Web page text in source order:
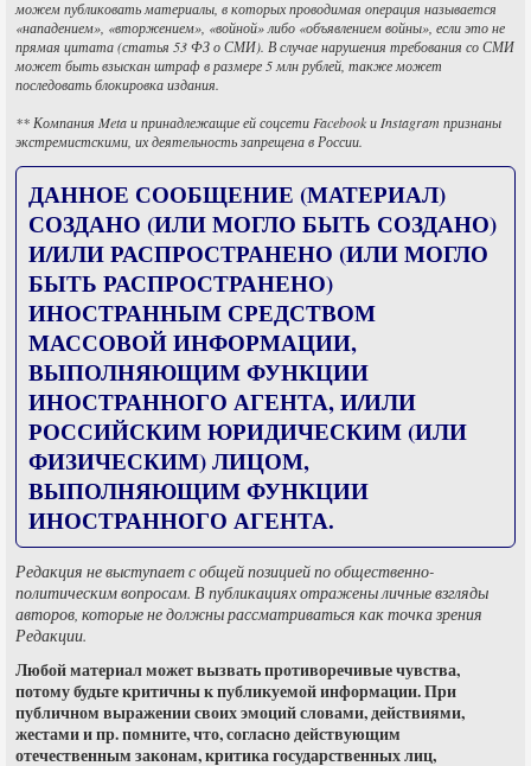
можем публиковать материалы, в которых проводимая операция называется
«нападением», «вторжением», «войной» либо «объявлением войны», если это не
прямая цитата (статья 53 ФЗ о СМИ). В случае нарушения требования со СМИ
может быть взыскан штраф в размере 5 млн рублей, также может
последовать блокировка издания.
** Компания Meta и принадлежащие ей соцсети Facebook и Instagram признаны
экстремистскими, их деятельность запрещена в России.
ДАННОЕ СООБЩЕНИЕ (МАТЕРИАЛ)
СОЗДАНО (ИЛИ МОГЛО БЫТЬ СОЗДАНО)
И/ИЛИ РАСПРОСТРАНЕНО (ИЛИ МОГЛО
БЫТЬ РАСПРОСТРАНЕНО)
ИНОСТРАННЫМ СРЕДСТВОМ
МАССОВОЙ ИНФОРМАЦИИ,
ВЫПОЛНЯЮЩИМ ФУНКЦИИ
ИНОСТРАННОГО АГЕНТА, И/ИЛИ
РОССИЙСКИМ ЮРИДИЧЕСКИМ (ИЛИ
ФИЗИЧЕСКИМ) ЛИЦОМ,
ВЫПОЛНЯЮЩИМ ФУНКЦИИ
ИНОСТРАННОГО АГЕНТА.
Редакция не выступает с общей позицией по общественно-
политическим вопросам. В публикациях отражены личные взгляды
авторов, которые не должны рассматриваться как точка зрения
Редакции.
Любой материал может вызвать противоречивые чувства,
потому будьте критичны к публикуемой информации. При
публичном выражении своих эмоций словами, действиями,
жестами и пр. помните, что, согласно действующим
отечественным законам, критика государственных лиц,